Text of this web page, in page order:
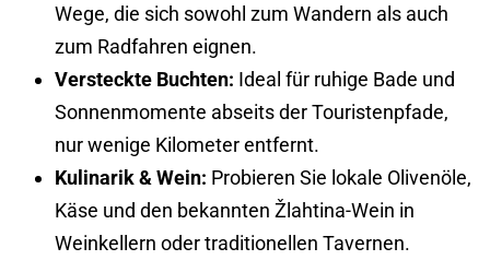
Wege, die sich sowohl zum Wandern als auch
zum Radfahren eignen.
Versteckte Buchten: Ideal für ruhige Bade und
Sonnenmomente abseits der Touristenpfade,
nur wenige Kilometer entfernt.
Kulinarik & Wein: Probieren Sie lokale Olivenöle,
Käse und den bekannten Žlahtina-Wein in
Weinkellern oder traditionellen Tavernen.